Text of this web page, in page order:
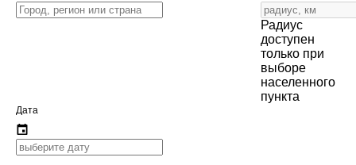
Радиус
доступен
только при
выборе
населенного
пункта
Дата